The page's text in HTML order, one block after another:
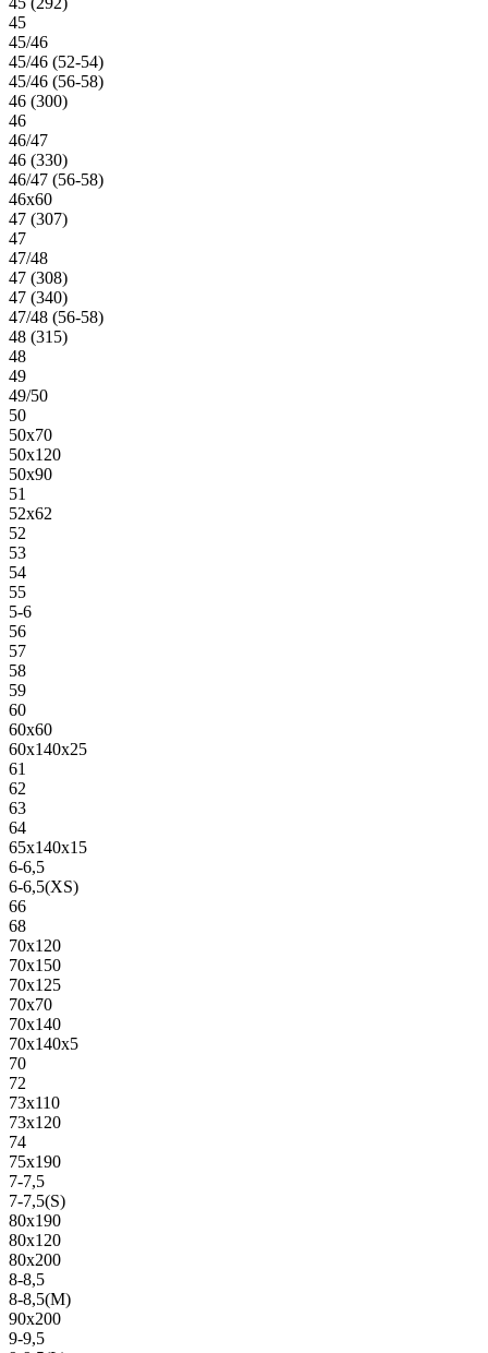
45
45/46
45/46 (52-54)
45/46 (56-58)
46 (300)
46
46/47
46 (330)
46/47 (56-58)
46х60
47 (307)
47
47/48
47 (308)
47 (340)
47/48 (56-58)
48 (315)
48
49
49/50
50
50х70
50х120
50х90
51
52х62
52
53
54
55
5-6
56
57
58
59
60
60х60
60х140х25
61
62
63
64
65х140х15
6-6,5
6-6,5(XS)
66
68
70х120
70х150
70х125
70х70
70х140
70х140х5
70
72
73х110
73х120
74
75х190
7-7,5
7-7,5(S)
80х190
80х120
80х200
8-8,5
8-8,5(M)
90х200
9-9,5